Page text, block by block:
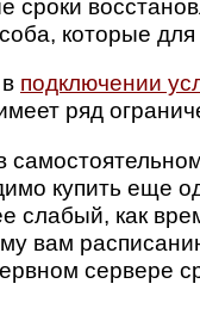
сроки
которые для
подключении
ряд
купить еще
слабый, как
вам
сервере